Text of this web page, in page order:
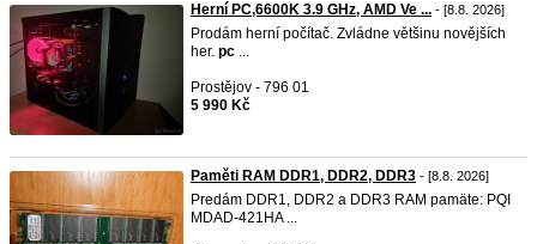
Herní PC,6600K 3.9 GHz, AMD Ve ... - [8.8. 2026]
Prodám herní počítač. Zvládne většinu novějších
her. pc ...
Prostějov - 796 01
5 990 Kč
Paměti RAM DDR1, DDR2, DDR3 - [8.8. 2026]
Predám DDR1, DDR2 a DDR3 RAM pamäte: PQI
MDAD-421HA ...